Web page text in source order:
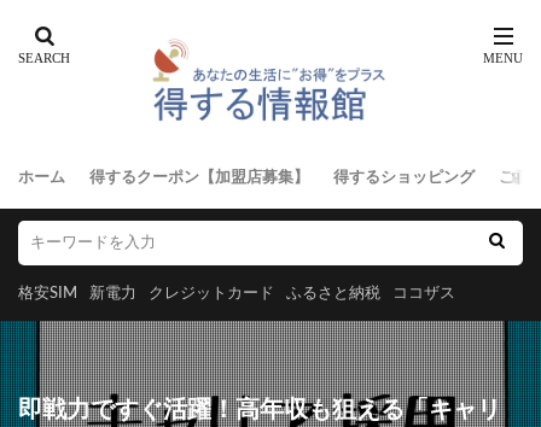
ホーム 得するクーポン【加盟店募集】 得するショッピング ご意
格安SIM 新電力 クレジットカード ふるさと納税 ココザス
即戦力ですぐ活躍！高年収も狙える「キャリ